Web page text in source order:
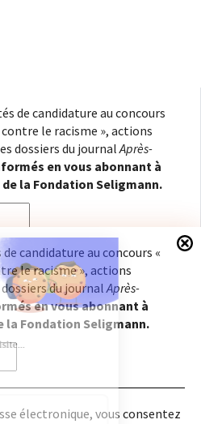
de candidature au concours
le racisme », actions
dossiers du journal Après-
en vous abonnant à
la Fondation Seligmann.
électronique, vous
de la Fondation
à notrepolitique de
possible de vous
candidature au concours «
le racisme », actions
du journalAprès-
en vous abonnant à
Fondation Seligmann.
électronique, vous consentez